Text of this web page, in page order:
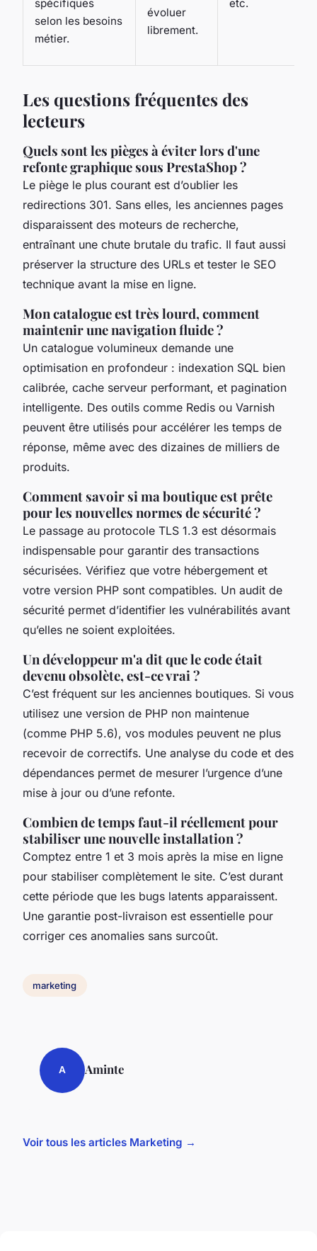
spécifiques
selon les besoins
métier.
évoluer
librement.
etc.
Les questions fréquentes des
lecteurs
Quels sont les pièges à éviter lors d'une
refonte graphique sous PrestaShop ?
Le piège le plus courant est d’oublier les
redirections 301. Sans elles, les anciennes pages
disparaissent des moteurs de recherche,
entraînant une chute brutale du trafic. Il faut aussi
préserver la structure des URLs et tester le SEO
technique avant la mise en ligne.
Mon catalogue est très lourd, comment
maintenir une navigation fluide ?
Un catalogue volumineux demande une
optimisation en profondeur : indexation SQL bien
calibrée, cache serveur performant, et pagination
intelligente. Des outils comme Redis ou Varnish
peuvent être utilisés pour accélérer les temps de
réponse, même avec des dizaines de milliers de
produits.
Comment savoir si ma boutique est prête
pour les nouvelles normes de sécurité ?
Le passage au protocole TLS 1.3 est désormais
indispensable pour garantir des transactions
sécurisées. Vérifiez que votre hébergement et
votre version PHP sont compatibles. Un audit de
sécurité permet d’identifier les vulnérabilités avant
qu’elles ne soient exploitées.
Un développeur m'a dit que le code était
devenu obsolète, est-ce vrai ?
C’est fréquent sur les anciennes boutiques. Si vous
utilisez une version de PHP non maintenue
(comme PHP 5.6), vos modules peuvent ne plus
recevoir de correctifs. Une analyse du code et des
dépendances permet de mesurer l’urgence d’une
mise à jour ou d’une refonte.
Combien de temps faut-il réellement pour
stabiliser une nouvelle installation ?
Comptez entre 1 et 3 mois après la mise en ligne
pour stabiliser complètement le site. C’est durant
cette période que les bugs latents apparaissent.
Une garantie post-livraison est essentielle pour
corriger ces anomalies sans surcoût.
marketing
A Aminte
Voir tous les articles Marketing →